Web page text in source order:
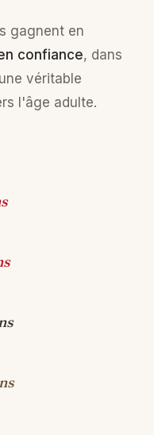
gagnent en
confiance, dans
véritable
l'âge adulte.